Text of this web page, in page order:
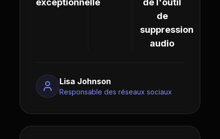
exceptionnelle
de l'outil
de
suppression
audio
Lisa Johnson
Responsable des réseaux sociaux